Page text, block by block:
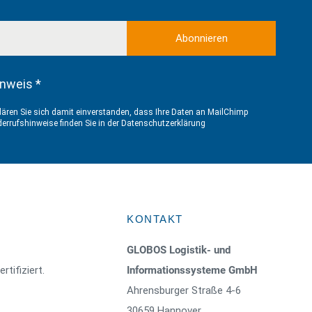
*
Sie sich damit einverstanden, dass Ihre Daten an MailChimp
finden Sie in der Datenschutzerklärung
KONTAKT
GLOBOS Logistik- und
Informationssysteme GmbH
Ahrensburger Straße 4-6